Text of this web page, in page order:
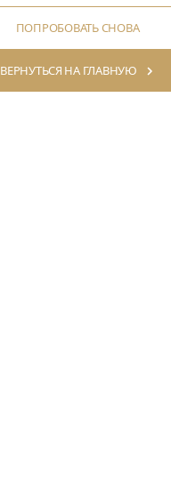
ПОПРОБОВАТЬ СНОВА
ВЕРНУТЬСЯ НА ГЛАВНУЮ